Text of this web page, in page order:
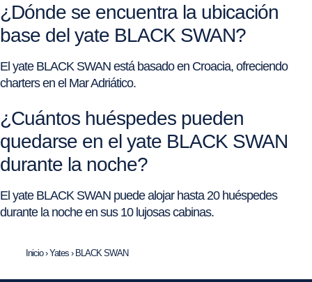
¿Dónde se encuentra la ubicación
base del yate BLACK SWAN?
El yate BLACK SWAN está basado en Croacia, ofreciendo
charters en el Mar Adriático.
¿Cuántos huéspedes pueden
quedarse en el yate BLACK SWAN
durante la noche?
El yate BLACK SWAN puede alojar hasta 20 huéspedes
durante la noche en sus 10 lujosas cabinas.
Inicio›Yates › BLACK SWAN